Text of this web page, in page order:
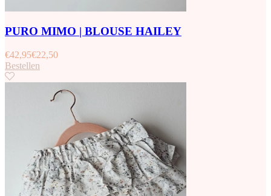
PURO MIMO | BLOUSE HAILEY
€42,95€22,50
Bestellen